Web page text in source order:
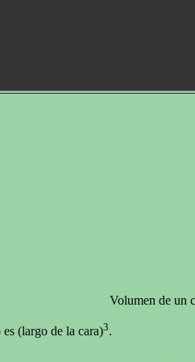
Volumen de un
(largo de la cara)3.